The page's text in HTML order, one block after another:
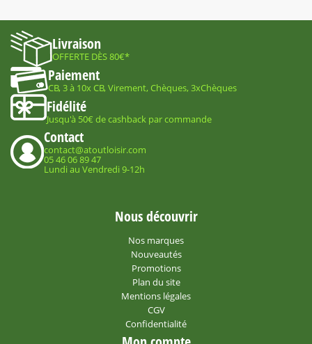
Livraison
OFFERTE DÈS 80€*
Paiement
CB, 3 à 10x CB, Virement, Chèques, 3xChèques
Fidélité
Jusqu'à 50€ de cashback par commande
Contact
contact@atoutloisir.com
05 46 06 89 47
Lundi au Vendredi 9-12h
Nous découvrir
Nos marques
Nouveautés
Promotions
Plan du site
Mentions légales
CGV
Confidentialité